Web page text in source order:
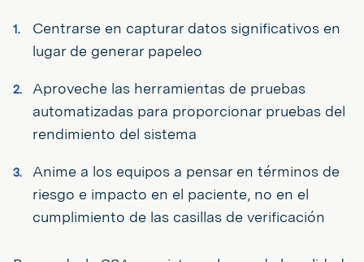
Centrarse en capturar datos significativos en
lugar de generar papeleo
Aproveche las herramientas de pruebas
automatizadas para proporcionar pruebas del
rendimiento del sistema
Anime a los equipos a pensar en términos de
riesgo e impacto en el paciente, no en el
cumplimiento de las casillas de verificación